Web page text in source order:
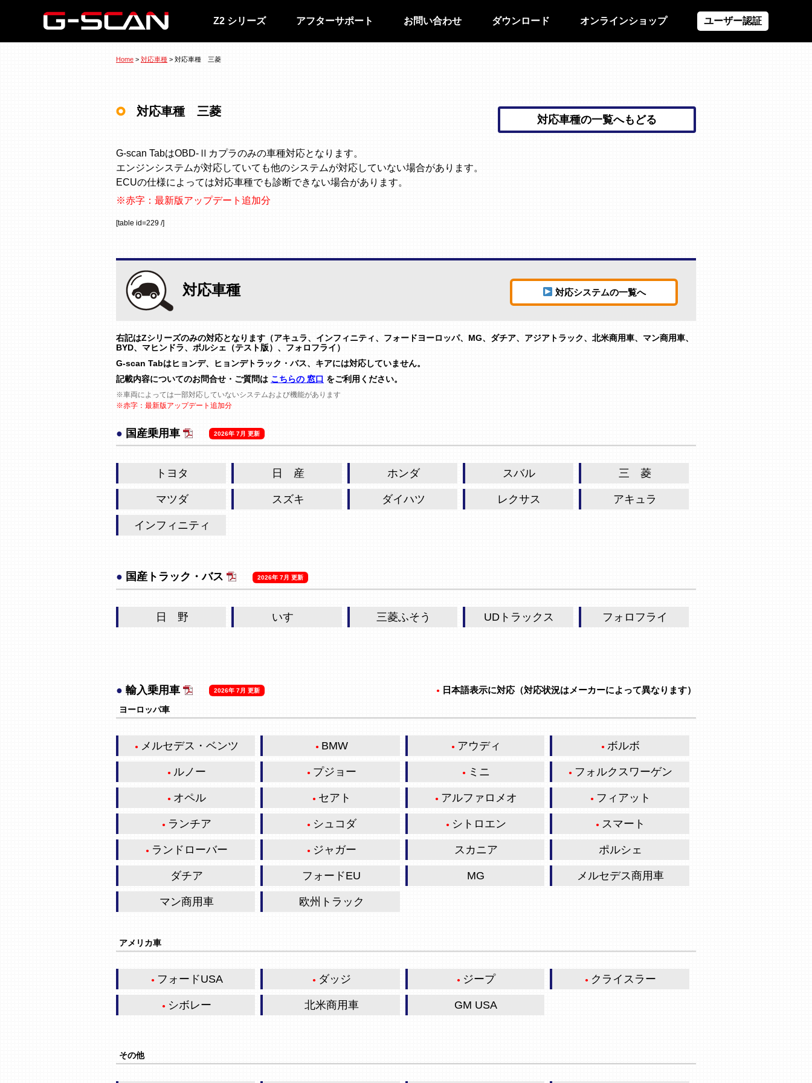
Z2 シリーズ アフターサポート お問い合わせ ダウンロード オンラインショップ ユーザー認証
Home > 対応車種 > 対応車種 三菱
対応車種の一覧へもどる
対応車種 三菱
G-scan TabはOBD-Ⅱカプラのみの車種対応となります。
エンジンシステムが対応していても他のシステムが対応していない場合があります。
ECUの仕様によっては対応車種でも診断できない場合があります。
※赤字：最新版アップデート追加分
[table id=229 /]
対応システムの一覧へ
対応車種
右記はZシリーズのみの対応となります（アキュラ、インフィニティ、フォードヨーロッパ、MG、ダチア、アジアトラック、北米商用車、マン商用車、
BYD、マヒンドラ、ポルシェ（テスト版）、フォロフライ）
G-scan Tabはヒョンデ、ヒョンデトラック・バス、キアには対応していません。
記載内容についてのお問合せ・ご質問は こちらの 窓口 をご利用ください。
※車両によっては一部対応していないシステムおよび機能があります
※赤字：最新版アップデート追加分
● 国産乗用車 2026年 7月 更新
トヨタ 日 産 ホンダ スバル 三 菱
マツダ スズキ ダイハツ レクサス アキュラ
インフィニティ
● 国産トラック・バス 2026年 7月 更新
日 野 いすゞ 三菱ふそう UDトラックス フォロフライ
● 輸入乗用車 2026年 7月 更新 日本語表示に対応（対応状況はメーカーによって異なります）
ヨーロッパ車
メルセデス・ベンツ BMW アウディ ボルボ
ルノー プジョー ミニ フォルクスワーゲン
オペル セアト アルファロメオ フィアット
ランチア シュコダ シトロエン スマート
ランドローバー ジャガー スカニア ポルシェ
ダチア フォードEU MG メルセデス商用車
マン商用車 欧州トラック
アメリカ車
フォードUSA ダッジ ジープ クライスラー
シボレー 北米商用車 GM USA
その他